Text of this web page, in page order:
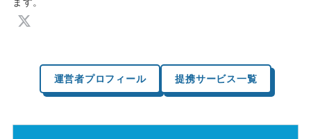
運営者プロフィール 提携サービス一覧